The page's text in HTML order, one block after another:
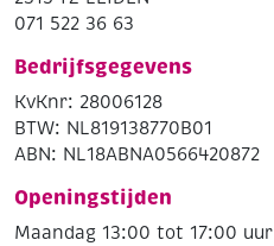
071 522 36 63
Bedrijfsgegevens
KvKnr: 28006128
BTW: NL819138770B01
ABN: NL18ABNA0566420872
Openingstijden
Maandag 13:00 tot 17:00 uur